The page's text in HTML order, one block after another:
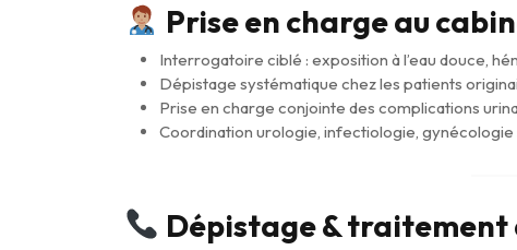
Prise en charge au
Interrogatoire ciblé : exposition à l’eau douce,
Dépistage systématique chez les patients
Prise en charge conjointe des complications
Coordination urologie, infectiologie, gynécologie
Dépistage &